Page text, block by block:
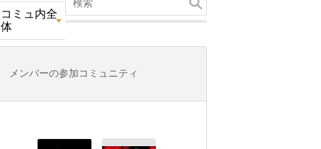
コミュ内全
体
メンバーの参加コミュニティ